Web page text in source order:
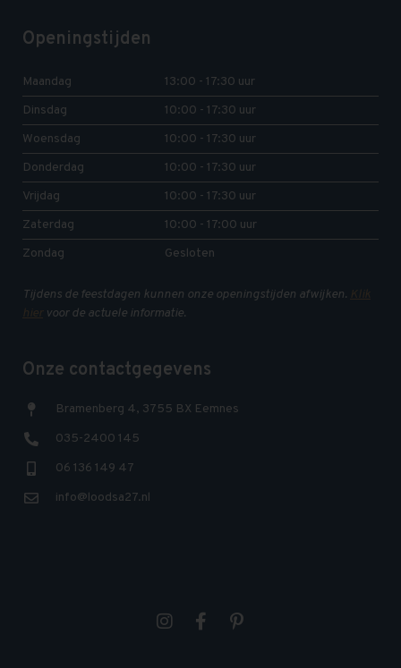
Openingstijden
Maandag
13:00 - 17:30 uur
Dinsdag
10:00 - 17:30 uur
Woensdag
10:00 - 17:30 uur
Donderdag
10:00 - 17:30 uur
Vrijdag
10:00 - 17:30 uur
Zaterdag
10:00 - 17:00 uur
Zondag
Gesloten
Tijdens de feestdagen kunnen onze openingstijden afwijken. Klik
hiervoor de actuele informatie.
Onze contactgegevens
Bramenberg 4, 3755 BX Eemnes
035-2400 145
06 136 149 47
info@loodsa27.nl